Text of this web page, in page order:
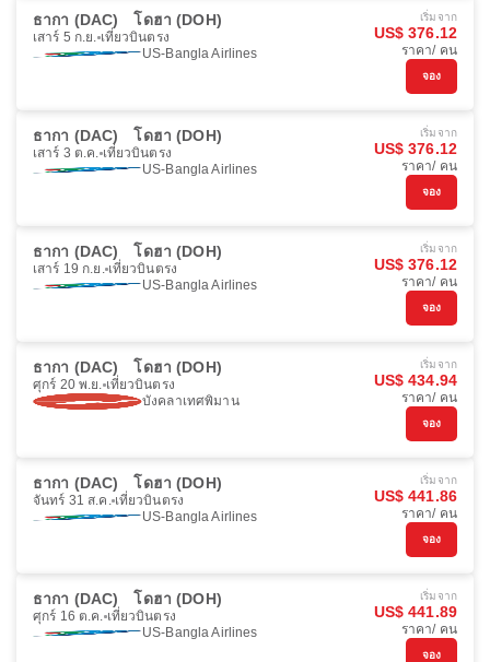
ธากา (DAC) โดฮา (DOH)
เสาร์ 5 ก.ย. เที่ยวบินตรง
US-Bangla Airlines
เริ่มจาก
US$ 376.12
ราคา/ คน
จอง
ธากา (DAC) โดฮา (DOH)
เสาร์ 3 ต.ค. เที่ยวบินตรง
US-Bangla Airlines
เริ่มจาก
US$ 376.12
ราคา/ คน
จอง
ธากา (DAC) โดฮา (DOH)
เสาร์ 19 ก.ย. เที่ยวบินตรง
US-Bangla Airlines
เริ่มจาก
US$ 376.12
ราคา/ คน
จอง
ธากา (DAC) โดฮา (DOH)
ศุกร์ 20 พ.ย. เที่ยวบินตรง
บังคลาเทศพิมาน
เริ่มจาก
US$ 434.94
ราคา/ คน
จอง
ธากา (DAC) โดฮา (DOH)
จันทร์ 31 ส.ค. เที่ยวบินตรง
US-Bangla Airlines
เริ่มจาก
US$ 441.86
ราคา/ คน
จอง
ธากา (DAC) โดฮา (DOH)
ศุกร์ 16 ต.ค. เที่ยวบินตรง
US-Bangla Airlines
เริ่มจาก
US$ 441.89
ราคา/ คน
จอง